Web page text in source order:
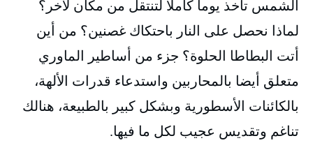
الشمس تأخذ يوما كاملا لتنتقل من مكان لآخر؟
لماذا نحصل على النار باحتكاك غصنين؟ من أين
أتت البطاطا الحلوة؟ جزء من أساطير الماوري
متعلق أيضا بالمحاربين واستدعاء قدرات الألهة،
بالكائنات الأسطورية وبشكل كبير بالطبيعة، هنالك
تناغم وتقديس عجيب لكل ما فيها.